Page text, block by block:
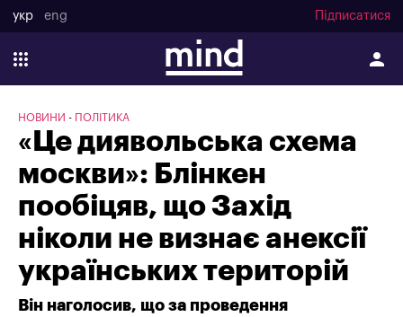
укр eng Підписатися
НОВИНИ ПОЛІТИКА
«Це диявольська схема
москви»: Блінкен
пообіцяв, що Захід
ніколи не визнає анексії
українських територій
Він наголосив, що за проведення